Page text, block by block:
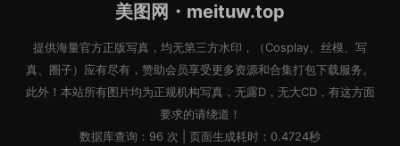
美图网・meituw.top
提供海量官方正版写真，均无第三方水印，（Cosplay、丝模、写
真、圈子）应有尽有，赞助会员享受更多资源和合集打包下载服务。
此外！本站所有图片均为正规机构写真，无露D，无大CD，有这方面
要求的请绕道！
数据库查询：96 次 | 页面生成耗时：0.4724秒